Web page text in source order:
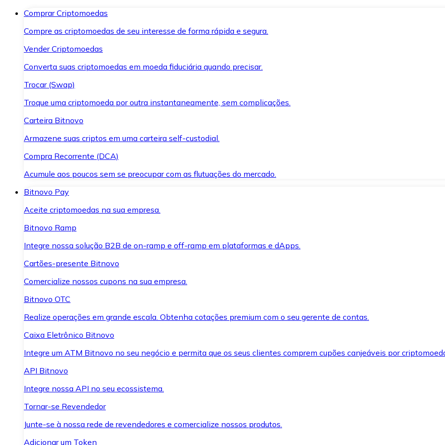
Comprar Criptomoedas
Compre as criptomoedas de seu interesse de forma rápida e segura.
Vender Criptomoedas
Converta suas criptomoedas em moeda fiduciária quando precisar.
Trocar (Swap)
Troque uma criptomoeda por outra instantaneamente, sem complicações.
Carteira Bitnovo
Armazene suas criptos em uma carteira self-custodial.
Compra Recorrente (DCA)
Acumule aos poucos sem se preocupar com as flutuações do mercado.
Bitnovo Pay
Aceite criptomoedas na sua empresa.
Bitnovo Ramp
Integre nossa solução B2B de on-ramp e off-ramp em plataformas e dApps.
Cartões-presente Bitnovo
Comercialize nossos cupons na sua empresa.
Bitnovo OTC
Realize operações em grande escala. Obtenha cotações premium com o seu gerente de contas.
Caixa Eletrônico Bitnovo
Integre um ATM Bitnovo no seu negócio e permita que os seus clientes comprem cupões canjeáveis por
API Bitnovo
Integre nossa API no seu ecossistema.
Tornar-se Revendedor
Junte-se à nossa rede de revendedores e comercialize nossos produtos.
Adicionar um Token